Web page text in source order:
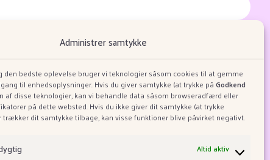
Administrer samtykke
den bedste oplevelse bruger vi teknologier såsom cookies til at gemme
til enhedsoplysninger. Hvis du giver samtykke (at trykke påGodkend
af disse teknologier, kan vi behandle data såsom browseradfærd eller
på dette websted. Hvis du ikke giver dit samtykke (at trykke
trækker dit samtykke tilbage, kan visse funktioner blive påvirket negativt.
Altid aktiv
og personvern.
Taffy Town
Allsweets